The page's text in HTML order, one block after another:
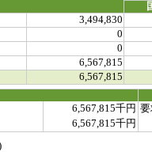
3,494,830
0
0
6,567,815
6,567,815
6,567,815千円 要
6,567,815千円